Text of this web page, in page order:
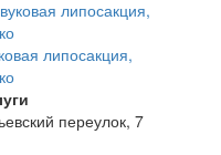
липосакция,
переулок, 7